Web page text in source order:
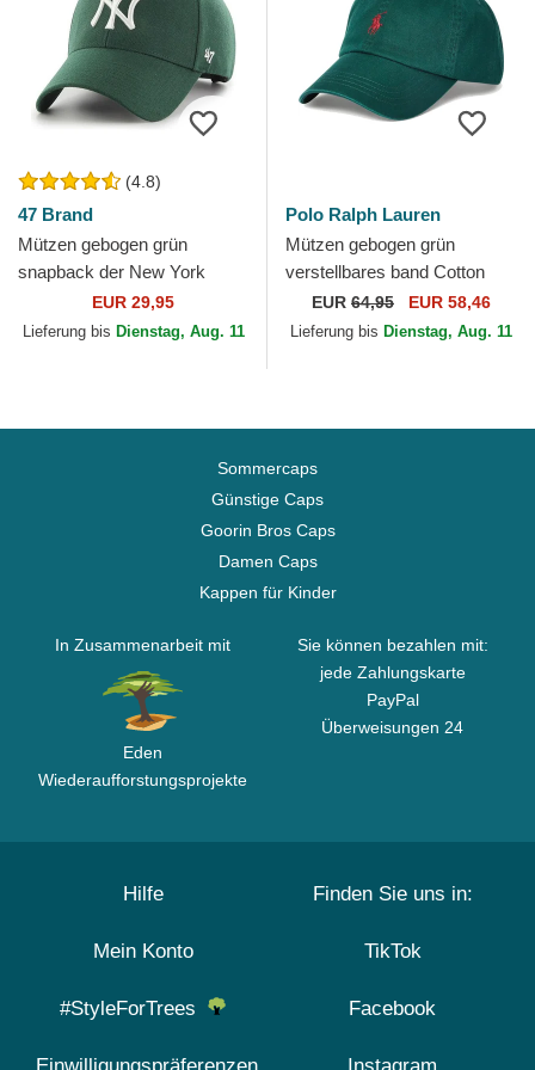
(4.8)
47 Brand
Mützen gebogen grün
snapback der New York
Yankees MLB von 47 Brand
EUR 29,95
Lieferung bis Dienstag, Aug. 11
Polo Ralph Lauren
Mützen gebogen grün
verstellbares band Cotton
Chino Classic Sport von Polo
Ralph Lauren
EUR 64,95 EUR 58,46
Lieferung bis Dienstag, Aug. 11
Sommercaps
Günstige Caps
Goorin Bros Caps
Damen Caps
Kappen für Kinder
In Zusammenarbeit mit
Eden
Wiederaufforstungsprojekte
Sie können bezahlen mit:
jede Zahlungskarte
PayPal
Überweisungen 24
Hilfe
Mein Konto
#StyleForTrees
Finden Sie uns in:
TikTok
Facebook